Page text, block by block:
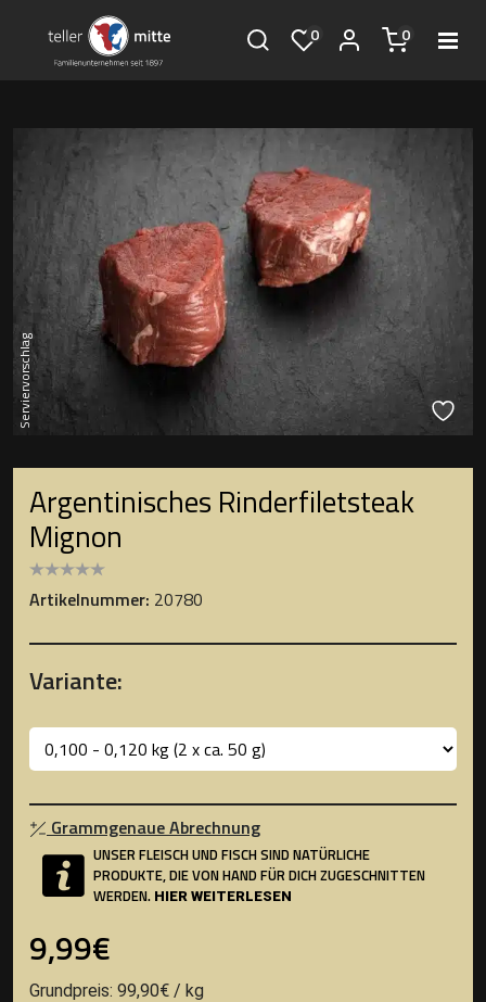
0 0
Serviervorschlag
Argentinisches Rinderfiletsteak
Mignon
Artikelnummer: 20780
Variante:
Grammgenaue Abrechnung
UNSER FLEISCH UND FISCH SIND NATÜRLICHE
PRODUKTE, DIE VON HAND FÜR DICH ZUGESCHNITTEN
WERDEN. HIER WEITERLESEN
9,99€
Grundpreis: 99,90€ / kg